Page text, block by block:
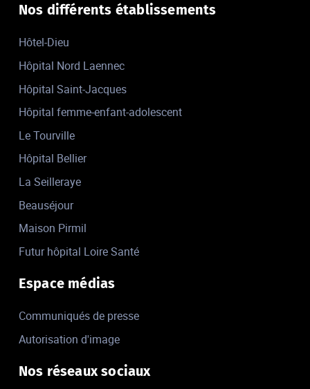
Nos différents établissements
Hôtel-Dieu
Hôpital Nord Laennec
Hôpital Saint-Jacques
Hôpital femme-enfant-adolescent
Le Tourville
Hôpital Bellier
La Seilleraye
Beauséjour
Maison Pirmil
Futur hôpital Loire Santé
Espace médias
Communiqués de presse
Autorisation d'image
Nos réseaux sociaux